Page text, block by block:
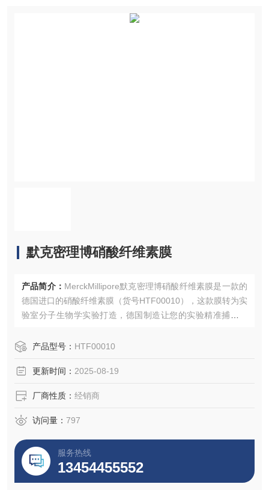
默克密理博硝酸纤维素膜
产品简介： MerckMillipore默克密理博硝酸纤维素膜是一款的
德国进口的硝酸纤维素膜（货号HTF00010），这款膜转为实
验室分子生物学实验打造，德国制造让您的实验精准捕获每
案。有需求可以点击网页一起来看看这款德国产硝酸纤维素
产品型号： HTF00010
更新时间： 2025-08-19
厂商性质： 经销商
访问量： 797
服务热线
13454455552